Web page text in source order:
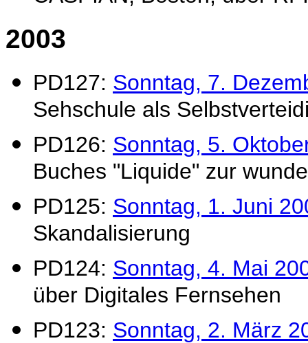
2003
PD127: Sonntag, 7.
Sehschule als
PD126: Sonntag, 5.
Buches "Liquide" zur
PD125: Sonntag, 1. Juni
Skandalisierung
PD124: Sonntag, 4. Mai
über Digitales Fernsehen
PD123: Sonntag, 2. März